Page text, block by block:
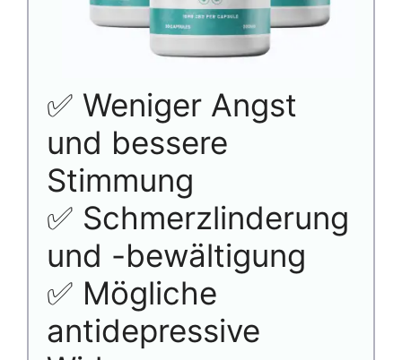
✅ Weniger Angst
und bessere
Stimmung
✅ Schmerzlinderung
und -bewältigung
✅ Mögliche
antidepressive